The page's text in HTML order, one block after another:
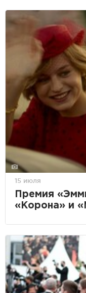
15 июля
Премия
«Корона» и